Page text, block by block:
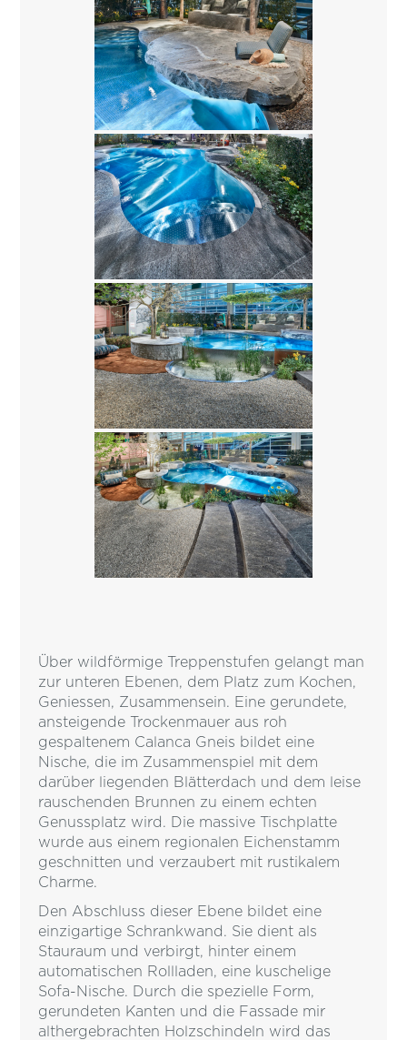
Über wildförmige Treppenstufen gelangt man
zur unteren Ebenen, dem Platz zum Kochen,
Geniessen, Zusammensein. Eine gerundete,
ansteigende Trockenmauer aus roh
gespaltenem Calanca Gneis bildet eine
Nische, die im Zusammenspiel mit dem
darüber liegenden Blätterdach und dem leise
rauschenden Brunnen zu einem echten
Genussplatz wird. Die massive Tischplatte
wurde aus einem regionalen Eichenstamm
geschnitten und verzaubert mit rustikalem
Charme.
Den Abschluss dieser Ebene bildet eine
einzigartige Schrankwand. Sie dient als
Stauraum und verbirgt, hinter einem
automatischen Rollladen, eine kuschelige
Sofa-Nische. Durch die spezielle Form,
gerundeten Kanten und die Fassade mir
althergebrachten Holzschindeln wird das